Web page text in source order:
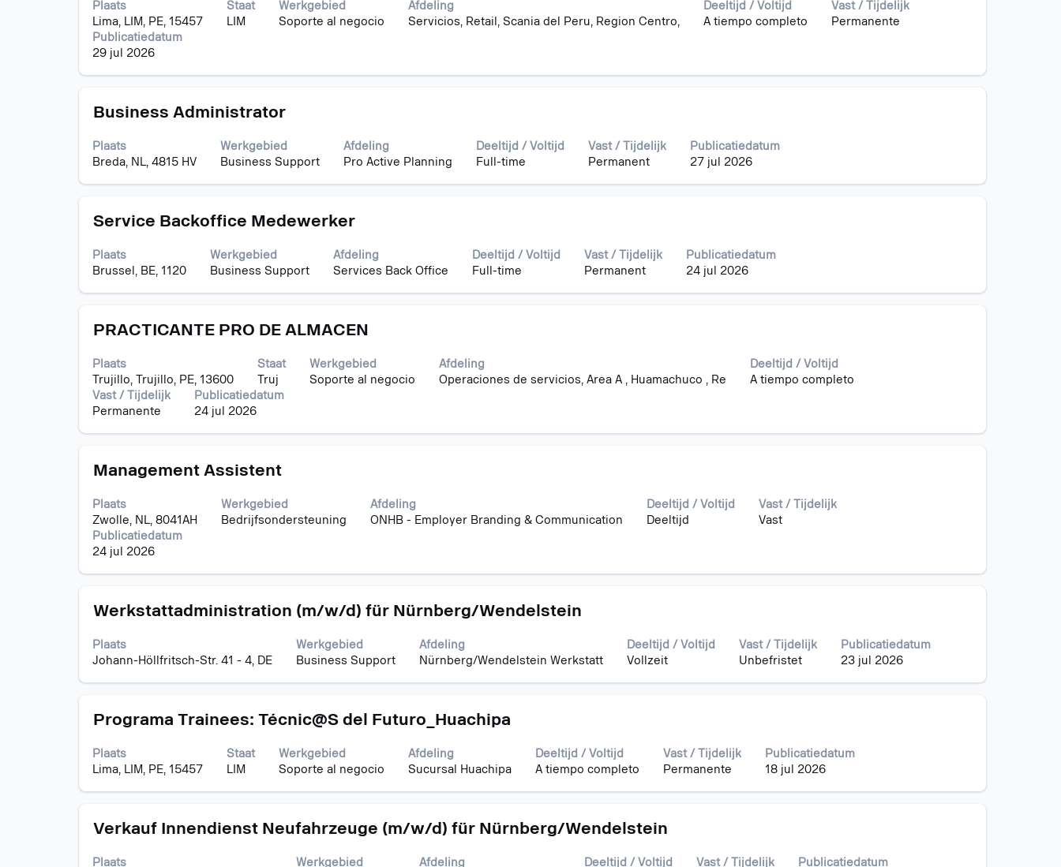
weer
te
geven.
Plaats
Lima, LIM, PE, 15457
Staat
LIM
Werkgebied
Soporte al negocio
Afdeling
Servicios, Retail, Scania del Peru, Region Centro,
Deeltijd / Voltijd
A tiempo completo
Vast / Tijdelijk
Permanente
Publicatiedatum
29 jul 2026
om
de
volledige
inhoud
van
functiegegevens
te
geven.
Titel
Business Administrator
Plaats
Breda, NL, 4815 HV
Werkgebied
Business Support
Afdeling
Pro Active Planning
Deeltijd / Voltijd
Full-time
Vast / Tijdelijk
Permanent
Publicatiedatum
27 jul 2026
Selecteer
spatiebalk
om
volledige
van
functiegegevens
weer
geven.
Titel
Service Backoffice Medewerker
Plaats
Brussel, BE, 1120
Werkgebied
Business Support
Afdeling
Services Back Office
Deeltijd / Voltijd
Full-time
Vast / Tijdelijk
Permanent
Publicatiedatum
24 jul 2026
Selecteer
spatiebalk
om
volledige
van
functiegegevens
weer
te
geven.
Titel
PRACTICANTE PRO DE ALMACEN
Plaats
Trujillo, Trujillo, PE, 13600
Staat
Truj
Werkgebied
Soporte al negocio
Afdeling
Operaciones de servicios, Area A , Huamachuco , Re
Deeltijd / Voltijd
A tiempo completo
Vast / Tijdelijk
Permanente
Publicatiedatum
24 jul 2026
Selecteer
spatiebalk
om
de
volledige
van
functiegegevens
te
geven.
Titel
Management Assistent
Plaats
Zwolle, NL, 8041AH
Werkgebied
Bedrijfsondersteuning
Afdeling
ONHB - Employer Branding & Communication
Deeltijd / Voltijd
Deeltijd
Vast / Tijdelijk
Vast
Publicatiedatum
24 jul 2026
Selecteer
spatiebalk
om
de
volledige
inhoud
van
functiegegevens
te
geven.
Titel
Werkstattadministration (m/w/d) für Nürnberg/Wendelstein
Plaats
Johann-Höllfritsch-Str. 41 - 4, DE
Werkgebied
Business Support
Afdeling
Nürnberg/Wendelstein Werkstatt
Deeltijd / Voltijd
Vollzeit
Vast / Tijdelijk
Unbefristet
Publicatiedatum
23 jul 2026
Selecteer
spatiebalk
om
volledige
van
functiegegevens
weer
geven.
Titel
Programa Trainees: Técnic@S del Futuro_Huachipa
Plaats
Lima, LIM, PE, 15457
Staat
LIM
Werkgebied
Soporte al negocio
Afdeling
Sucursal Huachipa
Deeltijd / Voltijd
A tiempo completo
Vast / Tijdelijk
Permanente
Publicatiedatum
18 jul 2026
Selecteer
spatiebalk
om
volledige
van
functiegegevens
Titel
Verkauf Innendienst Neufahrzeuge (m/w/d) für Nürnberg/Wendelstein
Plaats Werkgebied Afdeling Deeltijd / Voltijd Vast / Tijdelijk Publicatiedatum
Selecteer
spatiebalk